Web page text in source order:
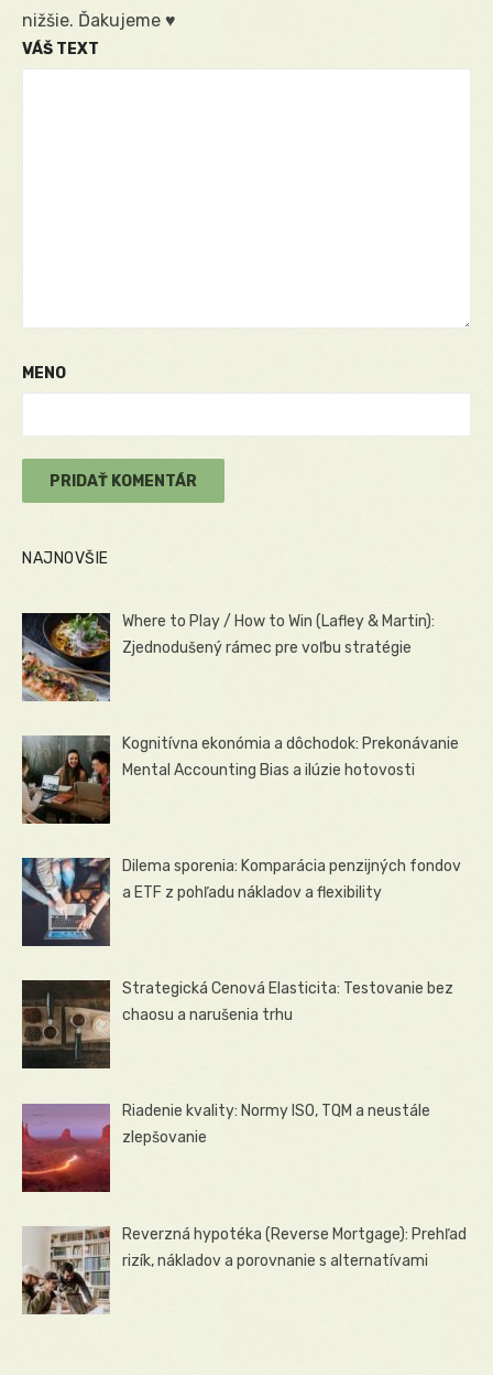
nižšie. Ďakujeme ♥
VÁŠ TEXT
MENO
NAJNOVŠIE
Where to Play / How to Win (Lafley & Martin):
Zjednodušený rámec pre voľbu stratégie
Kognitívna ekonómia a dôchodok: Prekonávanie
Mental Accounting Bias a ilúzie hotovosti
Dilema sporenia: Komparácia penzijných fondov
a ETF z pohľadu nákladov a flexibility
Strategická Cenová Elasticita: Testovanie bez
chaosu a narušenia trhu
Riadenie kvality: Normy ISO, TQM a neustále
zlepšovanie
Reverzná hypotéka (Reverse Mortgage): Prehľad
rizík, nákladov a porovnanie s alternatívami